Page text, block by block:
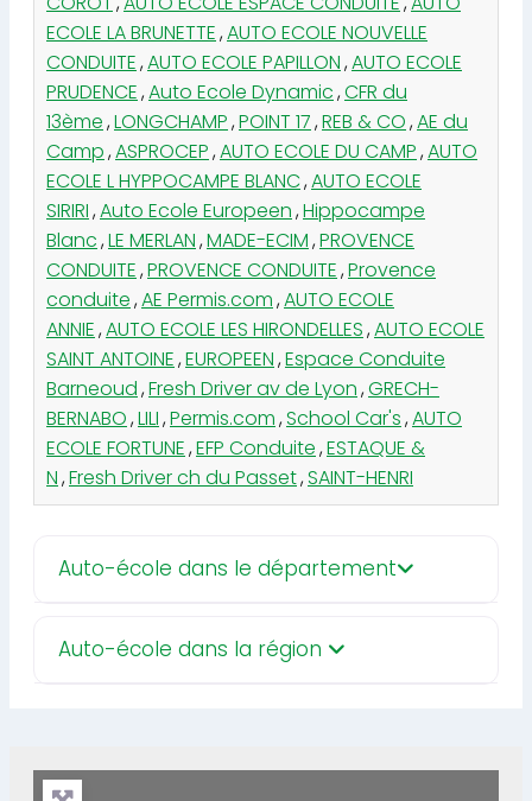
ECOLE LA BRUNETTE,AUTO ECOLE NOUVELLE
CONDUITE,AUTO ECOLE PAPILLON,AUTO ECOLE
PRUDENCE,Auto Ecole Dynamic,CFR du
13ème,LONGCHAMP,POINT 17,REB & CO,AE du
Camp,ASPROCEP,AUTO ECOLE DU CAMP,AUTO
ECOLE L HYPPOCAMPE BLANC,AUTO ECOLE
SIRIRI,Auto Ecole Europeen,Hippocampe
Blanc,LE MERLAN,MADE-ECIM,PROVENCE
CONDUITE,PROVENCE CONDUITE,Provence
conduite,AE Permis.com,AUTO ECOLE
ANNIE,AUTO ECOLE LES HIRONDELLES,AUTO ECOLE
SAINT ANTOINE,EUROPEEN,Espace Conduite
Barneoud,Fresh Driver av de Lyon,GRECH-
BERNABO,LILI,Permis.com,School Car's,AUTO
ECOLE FORTUNE,EFP Conduite,ESTAQUE &
N,Fresh Driver ch du Passet,SAINT-HENRI
Auto-école dans le département
Auto-école dans la région